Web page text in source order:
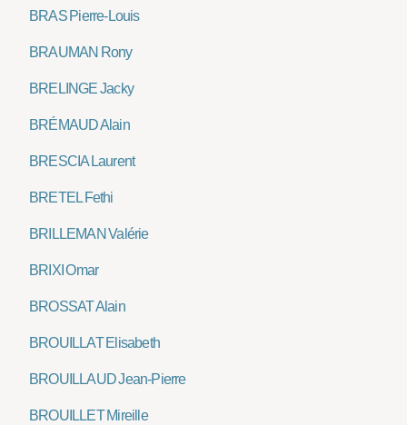
BRAS Pierre-Louis
BRAUMAN Rony
BRELINGE Jacky
BRÉMAUD Alain
BRESCIA Laurent
BRETEL Fethi
BRILLEMAN Valérie
BRIXI Omar
BROSSAT Alain
BROUILLAT Elisabeth
BROUILLAUD Jean-Pierre
BROUILLET Mireille